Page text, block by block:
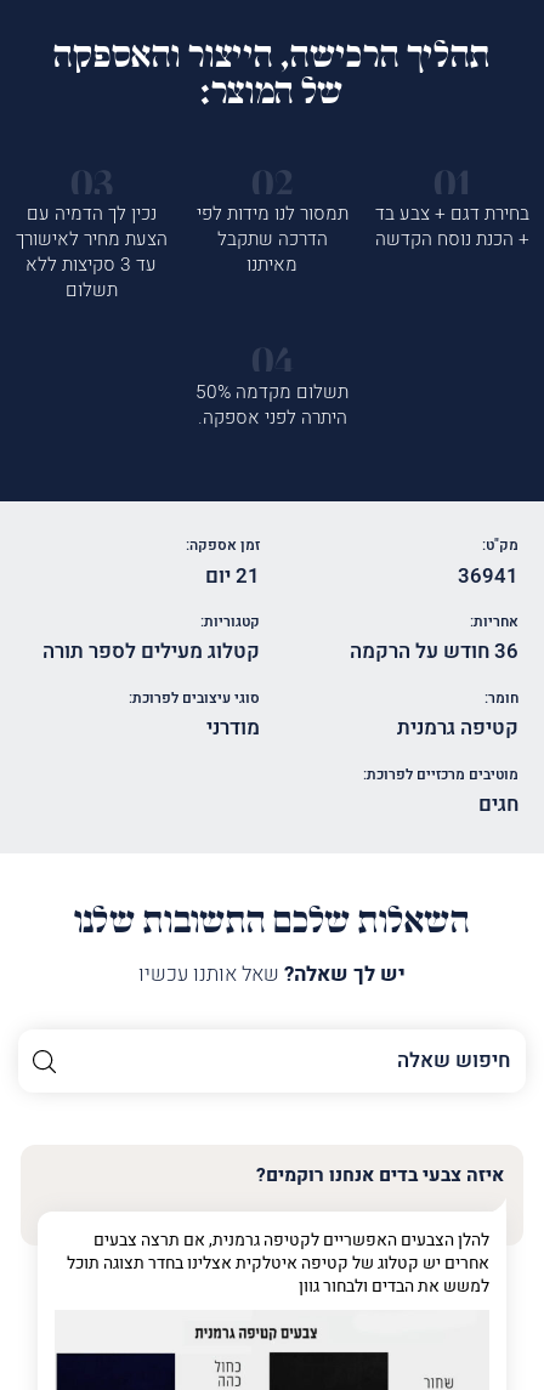
תהליך הרכישה, הייצור והאספקה
של המוצר:
בחירת דגם + צבע בד
+ הכנת נוסח הקדשה
תמסור לנו מידות לפי
הדרכה שתקבל
מאיתנו
נכין לך הדמיה עם
הצעת מחיר לאישורך
עד 3 סקיצות ללא
תשלום
תשלום מקדמה 50%
היתרה לפני אספקה.
מק"ט:
36941
זמן אספקה:
21 יום
אחריות:
36 חודש על הרקמה
קטגוריות:
קטלוג מעילים לספר תורה
חומר:
קטיפה גרמנית
סוגי עיצובים לפרוכת:
מודרני
מוטיבים מרכזיים לפרוכת:
חגים
השאלות שלכם התשובות שלנו
יש לך שאלה? שאל אותנו עכשיו
השם
שלך
טלפון (חובה)
איזה צבעי בדים אנחנו רוקמים?
להלן הצבעים האפשריים לקטיפה גרמנית, אם תרצה צבעים
אחרים יש קטלוג של קטיפה איטלקית אצלינו בחדר תצוגה תוכל
למשש את הבדים ולבחור גוון